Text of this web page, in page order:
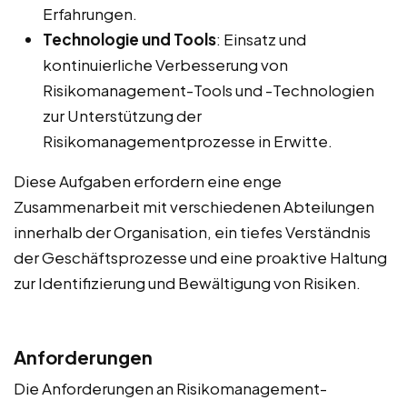
Erfahrungen.
Technologie und Tools: Einsatz und
kontinuierliche Verbesserung von
Risikomanagement-Tools und -Technologien
zur Unterstützung der
Risikomanagementprozesse in Erwitte.
Diese Aufgaben erfordern eine enge
Zusammenarbeit mit verschiedenen Abteilungen
innerhalb der Organisation, ein tiefes Verständnis
der Geschäftsprozesse und eine proaktive Haltung
zur Identifizierung und Bewältigung von Risiken.
Anforderungen
Die Anforderungen an Risikomanagement-